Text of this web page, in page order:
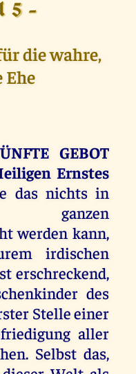
5 -
die wahre,
Ehe
GEBOT
Ernstes
das nichts in
ganzen
werden kann,
irdischen
erschreckend,
des
Stelle einer
aller
Selbst das,